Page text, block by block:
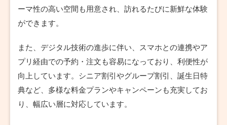
ーマ性の高い空間も用意され、訪れるたびに新鮮な体験
ができます。
また、デジタル技術の進歩に伴い、スマホとの連携やア
プリ経由での予約・注文も容易になっており、利便性が
向上しています。シニア割引やグループ割引、誕生日特
典など、多様な料金プランやキャンペーンも充実してお
り、幅広い層に対応しています。